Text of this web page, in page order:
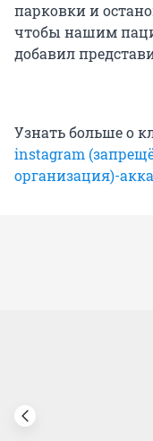
парковки и
чтобы нашим
добавил
Узнать больше о
instagram
организация)-